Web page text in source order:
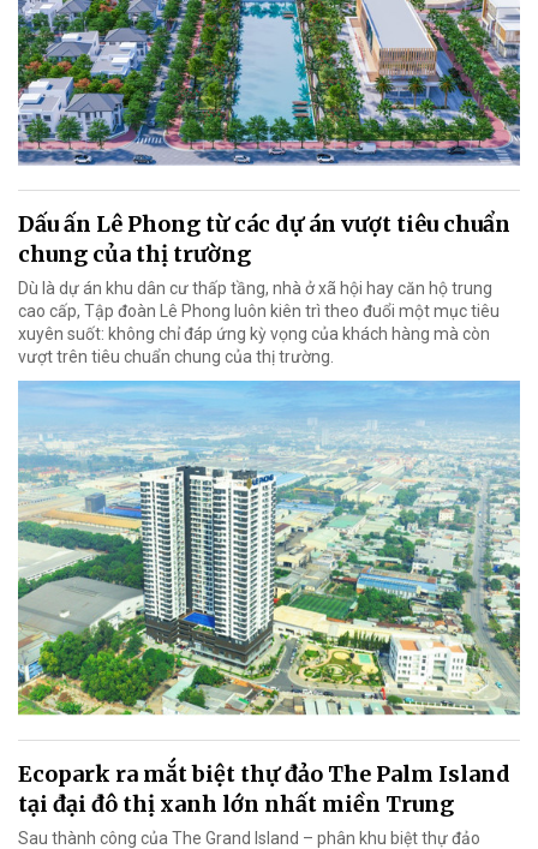
Dấu ấn Lê Phong từ các dự án vượt tiêu chuẩn
chung của thị trường
Dù là dự án khu dân cư thấp tầng, nhà ở xã hội hay căn hộ trung
cao cấp, Tập đoàn Lê Phong luôn kiên trì theo đuổi một mục tiêu
xuyên suốt: không chỉ đáp ứng kỳ vọng của khách hàng mà còn
vượt trên tiêu chuẩn chung của thị trường.
Ecopark ra mắt biệt thự đảo The Palm Island
tại đại đô thị xanh lớn nhất miền Trung
Sau thành công của The Grand Island – phân khu biệt thự đảo